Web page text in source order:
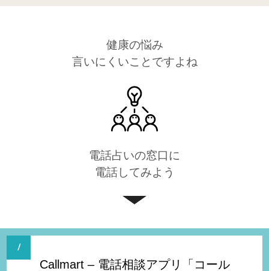
健康の悩み
言いにくいことですよね
電話占いの窓口に
電話してみよう
Callmart – 電話相談アプリ「コール